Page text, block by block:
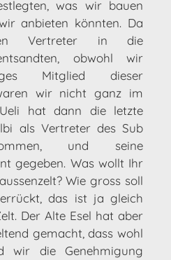
was wir bauen
anbieten könnten. Da
Vertreter in die
obwohl wir
Mitglied dieser
wir nicht ganz im
hat dann die letzte
als Vertreter des Sub
und seine
gegeben. Was wollt Ihr
Wie gross soll
das ist ja gleich
Der Alte Esel hat aber
gemacht, dass wohl
wir die Genehmigung